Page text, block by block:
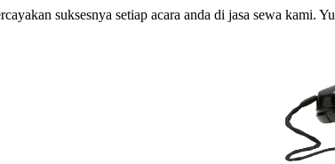
suksesnya setiap acara anda di jasa sewa kami.